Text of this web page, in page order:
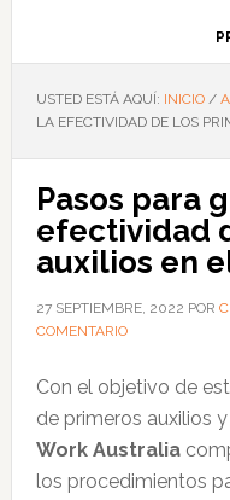
USTED ESTÁ AQUÍ: INICIO /
LA EFECTIVIDAD DE LOS
Pasos para
efectividad
auxilios en
27 SEPTIEMBRE, 2022 POR
COMENTARIO
Con el objetivo de
de primeros auxilios
Work Australia
los procedimientos